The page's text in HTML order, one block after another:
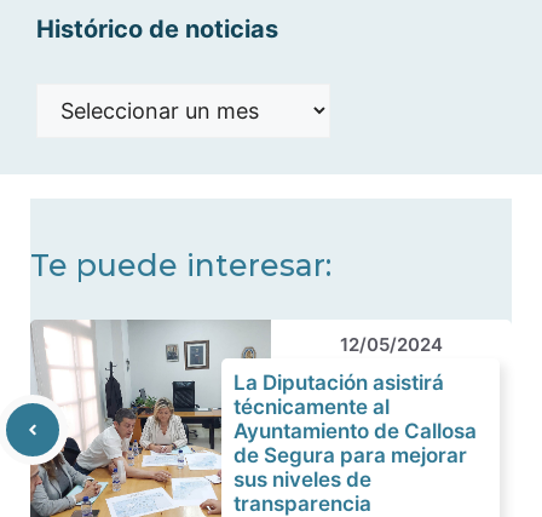
Histórico de noticias
Histórico
Te puede interesar:
12/05/2024
La Diputación asistirá
técnicamente al
Ayuntamiento de Callosa
de Segura para mejorar
sus niveles de
transparencia